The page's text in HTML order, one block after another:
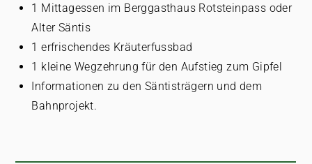
1 Mittagessen im Berggasthaus Rotsteinpass oder
Alter Säntis
1 erfrischendes Kräuterfussbad
1 kleine Wegzehrung für den Aufstieg zum Gipfel
Informationen zu den Säntisträgern und dem
Bahnprojekt.